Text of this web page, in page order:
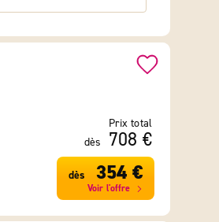
Prix total
dès
708 €
dès 354 €
Voir l'offre